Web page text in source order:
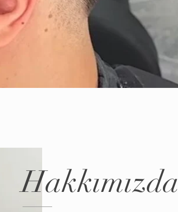
Hakkımızda